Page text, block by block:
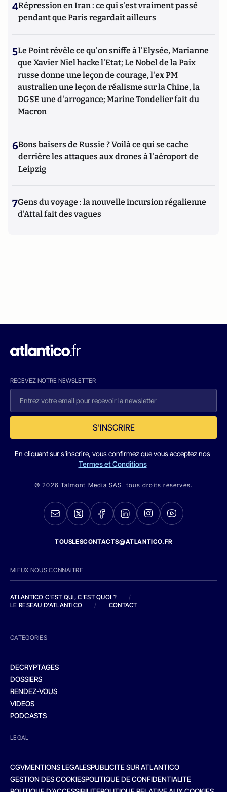
4Répression en Iran : ce qui s'est vraiment passé
pendant que Paris regardait ailleurs
5Le Point révèle ce qu'on sniffe à l'Elysée, Marianne
que Xavier Niel hacke l'Etat; Le Nobel de la Paix
russe donne une leçon de courage, l'ex PM
australien une leçon de réalisme sur la Chine, la
DGSE une d'arrogance; Marine Tondelier fait du
Macron
6Bons baisers de Russie ? Voilà ce qui se cache
derrière les attaques aux drones à l'aéroport de
Leipzig
7Gens du voyage : la nouvelle incursion régalienne
d'Attal fait des vagues
RECEVEZ NOTRE NEWSLETTER
S'INSCRIRE
En cliquant sur s'inscrire, vous confirmez que vous acceptez nos
Termes et Conditions
© 2026 Talmont Media SAS. tous droits réservés.
TOUSLESCONTACTS@ATLANTICO.FR
MIEUX NOUS CONNAITRE
ATLANTICO C'EST QUI, C'EST QUOI ?
/
LE RESEAU D'ATLANTICO
/ CONTACT
CATEGORIES
DECRYPTAGES
DOSSIERS
RENDEZ-VOUS
VIDEOS
PODCASTS
LEGAL
CGVMENTIONS LEGALESPUBLICITE SUR ATLANTICO
GESTION DES COOKIESPOLITIQUE DE CONFIDENTIALITE